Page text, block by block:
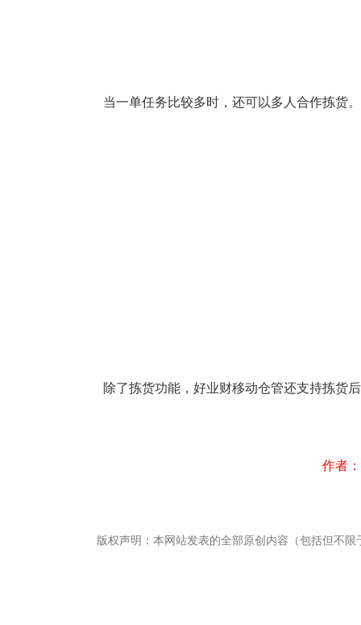
当一单任务比较多时，还可以多人合作拣货。
除了拣货功能，好业财移动仓管还支持拣货
作者
版权声明：本网站发表的全部原创内容（包括但不